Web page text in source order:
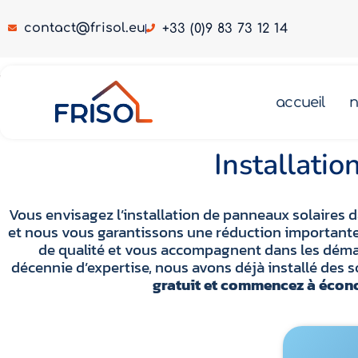
contact@frisol.eu +33 (0)9 83 73 12 14
accueil
Vous envisagez l’installation de panneaux solaires
et nous vous garantissons une réduction
de qualité et vous accompagnent dans les
décennie d’expertise, nous avons déjà installé
gratuit et commencez à